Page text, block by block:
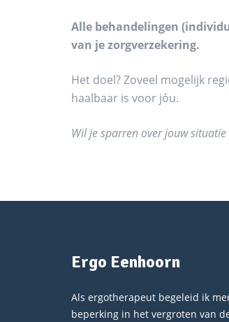
Alle behandelingen
van je zorgverzekering.
Het doel? Zoveel mogelijk
haalbaar is voor jóu.
Wil je sparren over jouw
Ergo Eenhoorn
Als ergotherapeut begeleid ik
beperking in het vergroten van